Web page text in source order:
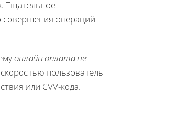
Тщательное
совершения операций
онлайн оплата не
пользователь
или CVV-кода.